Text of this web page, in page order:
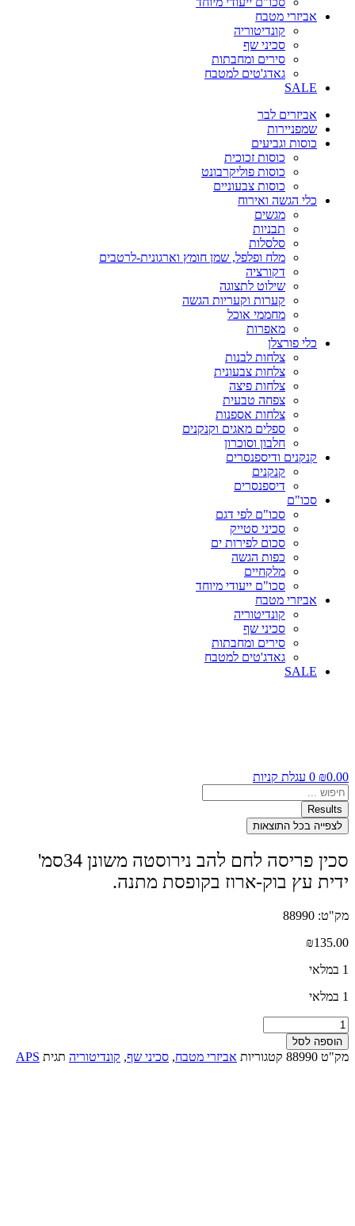
אביזרי מטבח
קונדיטוריה
סכיני שף
סירים ומחבתות
גאדג'טים למטבח
SALE
אביזרים לבר
שמפניירות
כוסות וגביעים
כוסות זכוכית
כוסות פוליקרבונט
כוסות צבעוניים
כלי הגשה ואירוח
מגשים
תבניות
סלסלות
מלח ופלפל, שמן חומץ וארגונית-לרטבים
דקורציה
שילוט לתצוגה
קערות וקעריות הגשה
מחממי אוכל
מאפרות
כלי פורצלן
צלחות לבנות
צלחות צבעונית
צלחות פיצה
צפחה טבעית
צלחות אספנות
ספלים מאגים וקנקנים
חלבון וסוכרון
קנקנים ודיספנסרים
קנקנים
דיספנסרים
סכו"ם
סכו"ם לפי דגם
סכיני סטייק
סכום לפירות ים
כפות הגשה
מלקחיים
סכו"ם ייעודי מיוחד
אביזרי מטבח
קונדיטוריה
סכיני שף
סירים ומחבתות
גאדג'טים למטבח
SALE
₪0.00
0 עגלת קניות
Search
...
Results
לצפייה בכל התוצאות
סכין פריסה לחם להב נירוסטה משונן 34סמ'
ידית עץ בוק-ארוז בקופסת מתנה.
מק"ט: 88990
₪135.00
1 במלאי
1 במלאי
כמות
של
סכין
פריסה
הוספה לסל
מק"ט 88990 קטגוריות אביזרי מטבח, סכיני שף, קונדיטוריה תגית APS